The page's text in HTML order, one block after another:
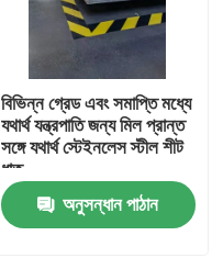
বিভিন্ন গ্রেড এবং সমাপ্তি মধ্যে
যথার্থ যন্ত্রপাতি জন্য মিল প্রান্ত
সঙ্গে যথার্থ স্টেইনলেস স্টীল শীট
ধাতু
অনুসন্ধান পাঠান